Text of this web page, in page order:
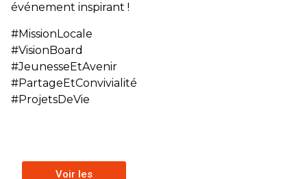
événement inspirant !
#MissionLocale
#VisionBoard
#JeunesseEtAvenir
#PartageEtConvivialité
#ProjetsDeVie
Voir les